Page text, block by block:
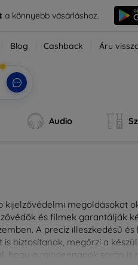
a könnyebb vásárláshoz.
Blog Cashback Áru
Audio
kijelzővédelmi megoldásokat
és filmek garantálják
A precíz illeszkedésű
biztosítanak, megőrzi a
hogy a mindennapok során